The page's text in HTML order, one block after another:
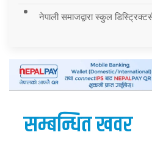
नेपाली समाजद्वारा स्कुल
सम्बन्धित खवर